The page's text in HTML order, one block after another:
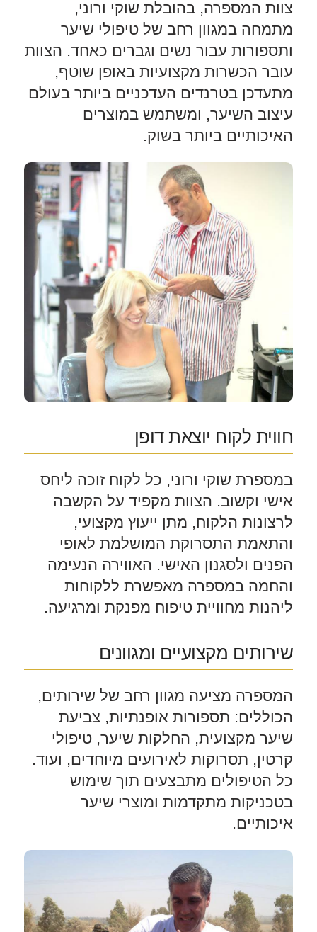
צוות המספרה, בהובלת שוקי ורוני,
מתמחה במגוון רחב של טיפולי שיער
ותספורות עבור נשים וגברים כאחד. הצוות
עובר הכשרות מקצועיות באופן שוטף,
מתעדכן בטרנדים העדכניים ביותר בעולם
עיצוב השיער, ומשתמש במוצרים
האיכותיים ביותר בשוק.
חווית לקוח יוצאת דופן
במספרת שוקי ורוני, כל לקוח זוכה ליחס
אישי וקשוב. הצוות מקפיד על הקשבה
לרצונות הלקוח, מתן ייעוץ מקצועי,
והתאמת התסרוקת המושלמת לאופי
הפנים ולסגנון האישי. האווירה הנעימה
והחמה במספרה מאפשרת ללקוחות
ליהנות מחוויית טיפוח מפנקת ומרגיעה.
שירותים מקצועיים ומגוונים
המספרה מציעה מגוון רחב של שירותים,
הכוללים: תספורות אופנתיות, צביעת
שיער מקצועית, החלקות שיער, טיפולי
קרטין, תסרוקות לאירועים מיוחדים, ועוד.
כל הטיפולים מתבצעים תוך שימוש
בטכניקות מתקדמות ומוצרי שיער
איכותיים.